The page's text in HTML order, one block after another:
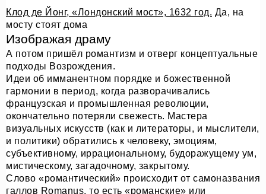
Клод де Йонг, «Лондонский мост», 1632 год. Да, на
мосту стоят дома
Изображая драму
А потом пришёл романтизм и отверг концептуальные
подходы Возрождения.
Идеи об имманентном порядке и божественной
гармонии в период, когда разворачивались
французская и промышленная революции,
окончательно потеряли свежесть. Мастера
визуальных искусств (как и литераторы, и мыслители,
и политики) обратились к человеку, эмоциям,
субъективному, иррациональному, будоражущему ум,
мистическому, загадочному, закрытому.
Слово «романтический» происходит от самоназвания
галлов Romanus, то есть «романские» или